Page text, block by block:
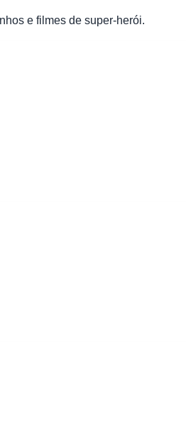
e filmes de super-herói.